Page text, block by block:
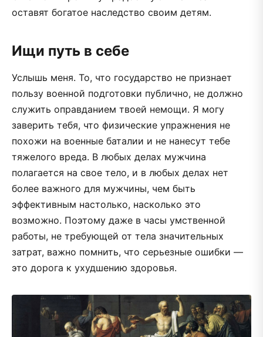
оставят богатое наследство своим детям.
Ищи путь в себе
Услышь меня. То, что государство не признает
пользу военной подготовки публично, не должно
служить оправданием твоей немощи. Я могу
заверить тебя, что физические упражнения не
похожи на военные баталии и не нанесут тебе
тяжелого вреда. В любых делах мужчина
полагается на свое тело, и в любых делах нет
более важного для мужчины, чем быть
эффективным настолько, насколько это
возможно. Поэтому даже в часы умственной
работы, не требующей от тела значительных
затрат, важно помнить, что серьезные ошибки —
это дорога к ухудшению здоровья.